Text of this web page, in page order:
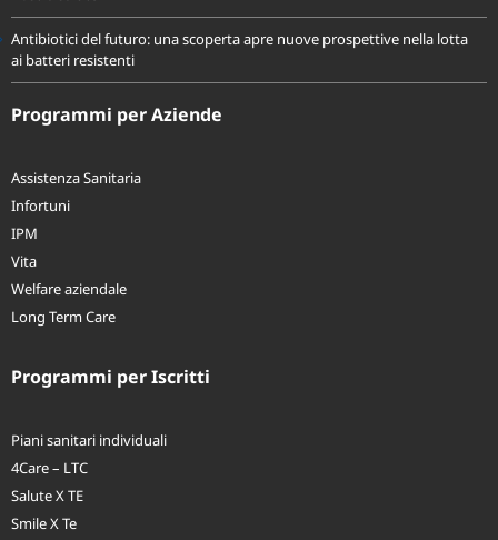
Antibiotici del futuro: una scoperta apre nuove prospettive nella lotta
Programmi per Aziende
Long Term Care
Programmi per Iscritti